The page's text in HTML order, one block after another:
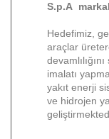
S.p.A
Hedefimiz,
araçlar
imalatı
yakıt enerji
ve hidrojen